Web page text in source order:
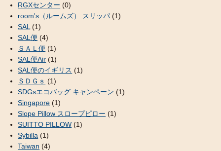
RGXセンター (0)
room's（ルームズ） スリッパ (1)
SAL (1)
SAL便 (4)
ＳＡＬ便 (1)
SAL便Air (1)
SAL便のイギリス (1)
ＳＤＧｓ (1)
SDGsエコバッグ キャンペーン (1)
Singapore (1)
Slope Pillow スロープピロー (1)
SUITTO PILLOW (1)
Sybilla (1)
Taiwan (4)